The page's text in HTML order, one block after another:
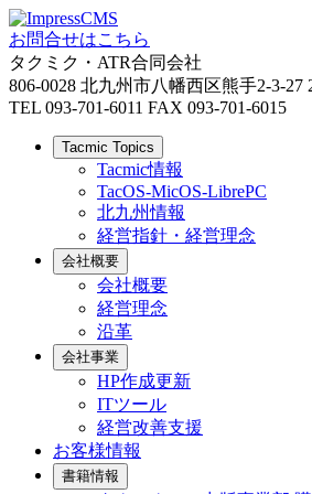
お問合せはこちら
タクミク・ATR合同会社
806-0028 北九州市八幡西区熊手2-3-27
TEL 093-701-6011 FAX 093-701-6015
Tacmic Topics
Tacmic情報
TacOS-MicOS-LibrePC
北九州情報
経営指針・経営理念
会社概要
会社概要
経営理念
沿革
会社事業
HP作成更新
ITツール
経営改善支援
お客様情報
書籍情報